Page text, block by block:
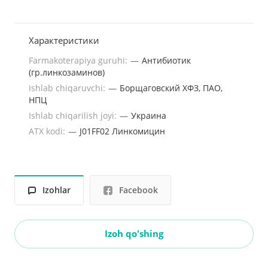
Характеристики
Farmakoterapiya guruhi: — Антибиотик
(гр.линкозаминов)
Ishlab chiqaruvchi: — Борщаговский ХФЗ, ПАО,
НПЦ
Ishlab chiqarilish joyi: — Украина
ATX kodi: — J01FF02 Линкомицин
Izohlar Facebook
Izoh qo'shing